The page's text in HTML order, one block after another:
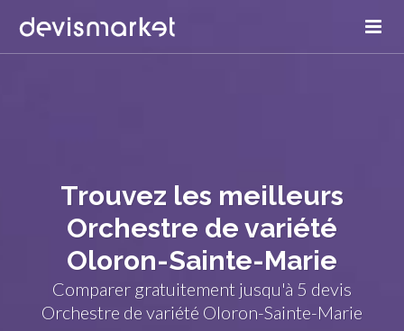
Trouvez les meilleurs
Orchestre de variété
Oloron-Sainte-Marie
Comparer gratuitement jusqu'à 5 devis
Orchestre de variété Oloron-Sainte-Marie